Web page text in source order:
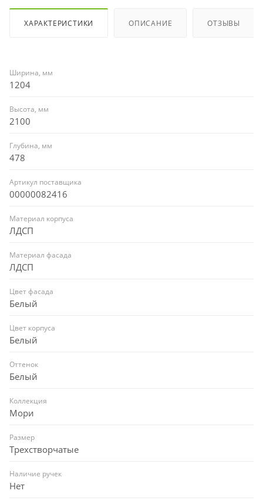
ХАРАКТЕРИСТИКИ ОПИСАНИЕ ОТЗЫВЫ
Ширина, мм
1204
Высота, мм
2100
Глубина, мм
478
Артикул поставщика
00000082416
Материал корпуса
ЛДСП
Материал фасада
ЛДСП
Цвет фасада
Белый
Цвет корпуса
Белый
Оттенок
Белый
Коллекция
Мори
Размер
Трехстворчатые
Наличие ручек
Нет